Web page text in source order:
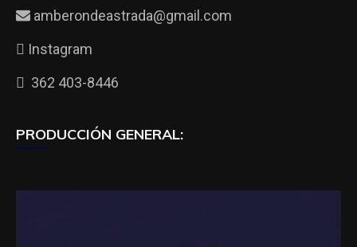
amberondeastrada@gmail.com
Instagram
362 403-8446
PRODUCCIÓN GENERAL: